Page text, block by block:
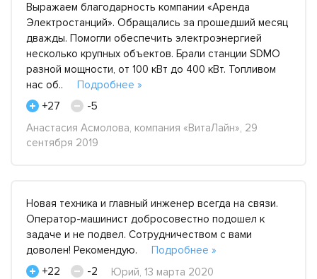
Выражаем благодарность компании «Аренда
Электростанций». Обращались за прошедший месяц
дважды. Помогли обеспечить электроэнергией
несколько крупных объектов. Брали станции SDMO
разной мощности, от 100 кВт до 400 кВт. Топливом
нас об.. Подробнее »
+27
-5
Анастасия Асмолова, компания «ВитаЛайн», 29
сентября 2019
Новая техника и главный инженер всегда на связи.
Оператор-машинист добросовестно подошел к
задаче и не подвел. Сотрудничеством с вами
доволен! Рекомендую. Подробнее »
+22
-2 Юрий, 13 марта 2020